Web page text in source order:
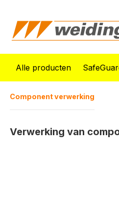
Alle producten
Component verwerking
Verwerking van